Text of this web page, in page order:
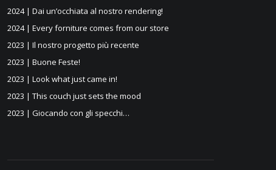
2024 | Dai un’occhiata al nostro rendering!
2024 | Every forniture comes from our store
2023 | Il nostro progetto più recente
2023 | Buone Feste!
2023 | Look what just came in!
2023 | This couch just sets the mood
2023 | Giocando con gli specchi…